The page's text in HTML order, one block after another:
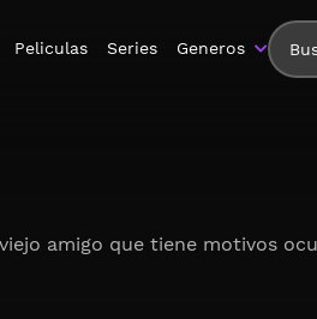
Peliculas Series Generos
amigo que tiene motivos